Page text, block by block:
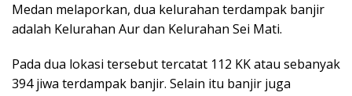
Medan melaporkan, dua kelurahan terdampak banjir
adalah Kelurahan Aur dan Kelurahan Sei Mati.
Pada dua lokasi tersebut tercatat 112 KK atau sebanyak
394 jiwa terdampak banjir. Selain itu banjir juga